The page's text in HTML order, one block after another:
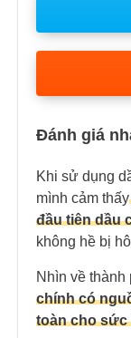
Đánh giá
Khi sử dụng
mình cảm thấy
đầu tiên dầu
không hề bị
Nhìn về thành
chính có
toàn cho sức